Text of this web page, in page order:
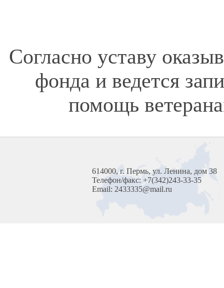
Согласно уставу
фонда и ведется
помощь
614000, г. Пермь, ул. Ленина, дом 38
Телефон/факс: +7(342)243-33-35
Email: 2433335@mail.ru